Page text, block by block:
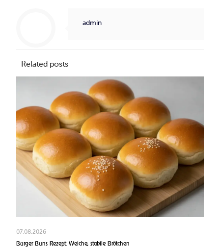
admin
Related posts
07.08.2026
Burger Buns Rezept: Weiche, stabile Brötchen